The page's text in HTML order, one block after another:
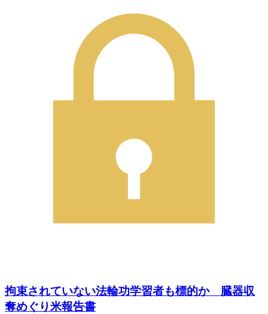
拘束されていない法輪功学習者も標的か 臓器収
奪めぐり米報告書